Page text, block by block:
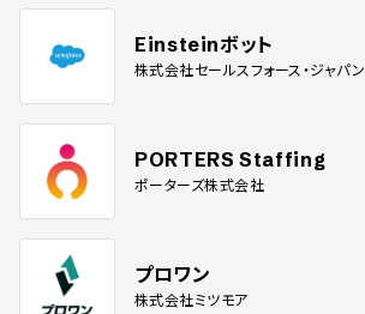
Einsteinボット
株式会社セールスフォース・ジャパン
PORTERS Staffing
ポーターズ株式会社
プロワン
株式会社ミツモア